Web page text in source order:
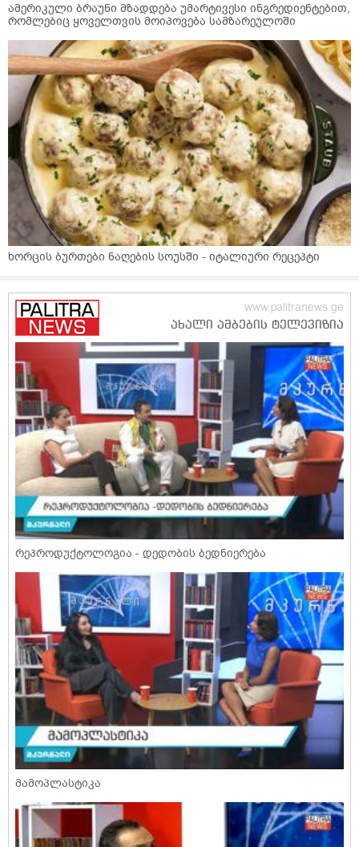
ამერიკული ბრაუნი მზადდება უმარტივესი ინგრედიენტებით,
რომლებიც ყოველთვის მოიპოვება სამზარეულოში
ხორცის ბურთები ნაღების სოუსში - იტალიური რეცეპტი
რეპროდუქტოლოგია - დედობის ბედნიერება
მამოპლასტიკა